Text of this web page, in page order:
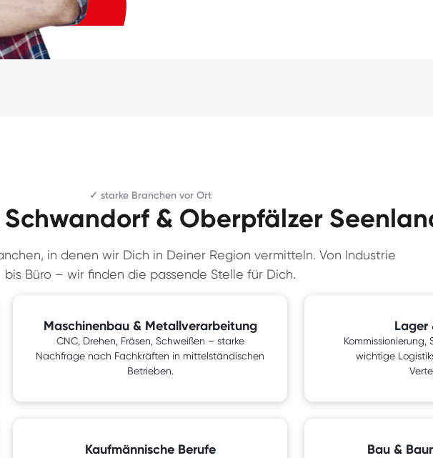
✓ starke Branchen vor Ort
& Oberpfälzer
in denen wir Dich in Deiner Region vermitteln. Von Industrie
bis Büro – wir finden die passende Stelle für Dich.
Maschinenbau & Metallverarbeitung
CNC, Drehen, Fräsen, Schweißen – starke
Nachfrage nach Fachkräften in mittelständischen
Betrieben.
Lager
Kommissionierung,
wichtige
Kaufmännische Berufe Bau &